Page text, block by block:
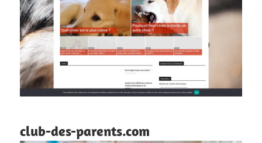
club-des-parents.com